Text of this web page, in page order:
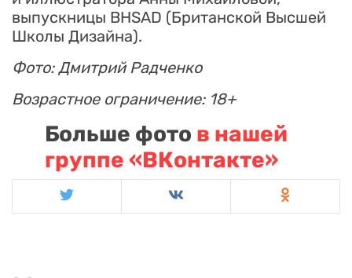
выпускницы BHSAD (Британской Высшей
Школы Дизайна).
Фото: Дмитрий Радченко
Возрастное ограничение: 18+
Больше фото в нашей
группе «ВКонтакте»